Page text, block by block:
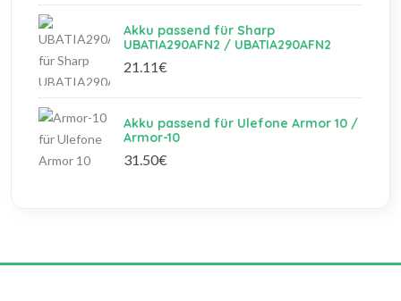
Akku passend für Sharp
UBATIA290AFN2 / UBATIA290AFN2
21.11€
Akku passend für Ulefone Armor 10 /
Armor-10
31.50€